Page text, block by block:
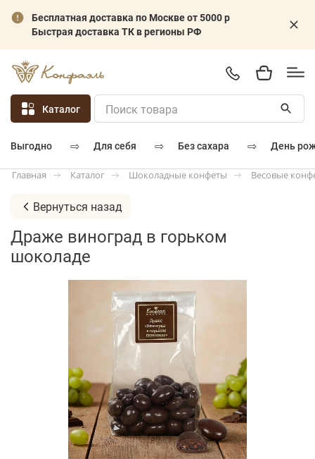
Бесплатная доставка по Москве от 5000 р
Быстрая доставка ТК в регионы РФ
Каталог
выгодно ⇨ для себя ⇨ без сахара ⇨ день
Главная Каталог Шоколадные конфеты Весовые
Вернуться назад
Драже виноград в горьком
шоколаде